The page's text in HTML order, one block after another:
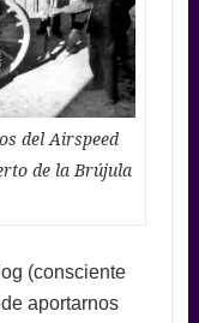
del Airspeed
de la Brújula
(consciente
aportarnos